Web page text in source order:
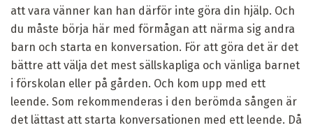
att vara vänner kan han därför inte göra din hjälp. Och
du måste börja här med förmågan att närma sig andra
barn och starta en konversation. För att göra det är det
bättre att välja det mest sällskapliga och vänliga barnet
i förskolan eller på gården. Och kom upp med ett
leende. Som rekommenderas i den berömda sången är
det lättast att starta konversationen med ett leende. Då